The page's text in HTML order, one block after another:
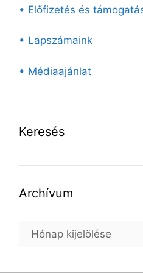
• Előfizetés és
• Lapszámaink
• Médiaajánlat
Keresés
Archívum
Archívum